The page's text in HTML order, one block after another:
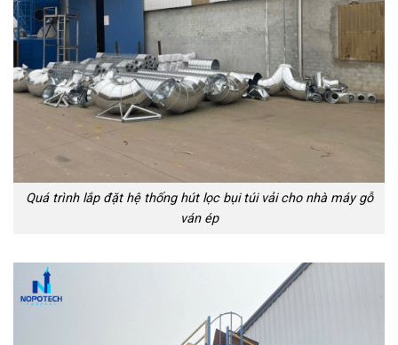
Quá trình lắp đặt hệ thống hút lọc bụi túi vải cho nhà máy gỗ
ván ép